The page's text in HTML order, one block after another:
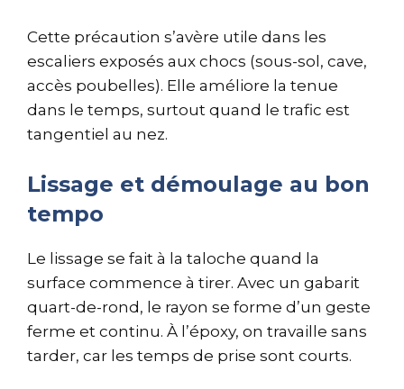
Cette précaution s’avère utile dans les
escaliers exposés aux chocs (sous-sol, cave,
accès poubelles). Elle améliore la tenue
dans le temps, surtout quand le trafic est
tangentiel au nez.
Lissage et démoulage au bon
tempo
Le lissage se fait à la taloche quand la
surface commence à tirer. Avec un gabarit
quart-de-rond, le rayon se forme d’un geste
ferme et continu. À l’époxy, on travaille sans
tarder, car les temps de prise sont courts.